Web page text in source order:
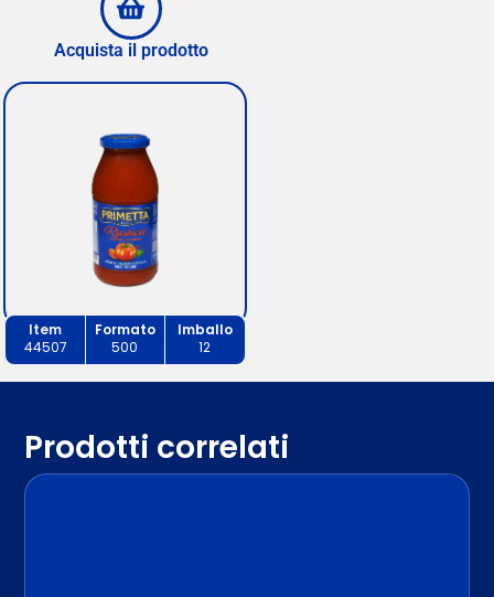
Acquista il prodotto
Item Formato
Imballo
44507
500 12
Prodotti correlati